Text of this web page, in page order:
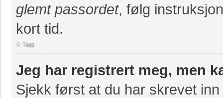
glemt passordet, følg
kort tid.
Topp
Jeg har registrert meg, men
Sjekk først at du har skrevet